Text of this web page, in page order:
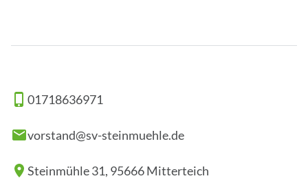
01718636971
vorstand@sv-steinmuehle.de
Steinmühle 31, 95666 Mitterteich